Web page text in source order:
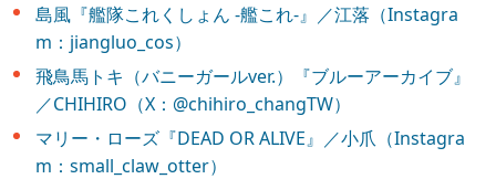
島風『艦隊これくしょん -艦これ-』／江落（Instagra
m：jiangluo_cos）
飛鳥馬トキ（バニーガールver.）『ブルーアーカイブ』
／CHIHIRO（X：@chihiro_changTW）
マリー・ローズ『DEAD OR ALIVE』／小爪（Instagra
m：small_claw_otter）